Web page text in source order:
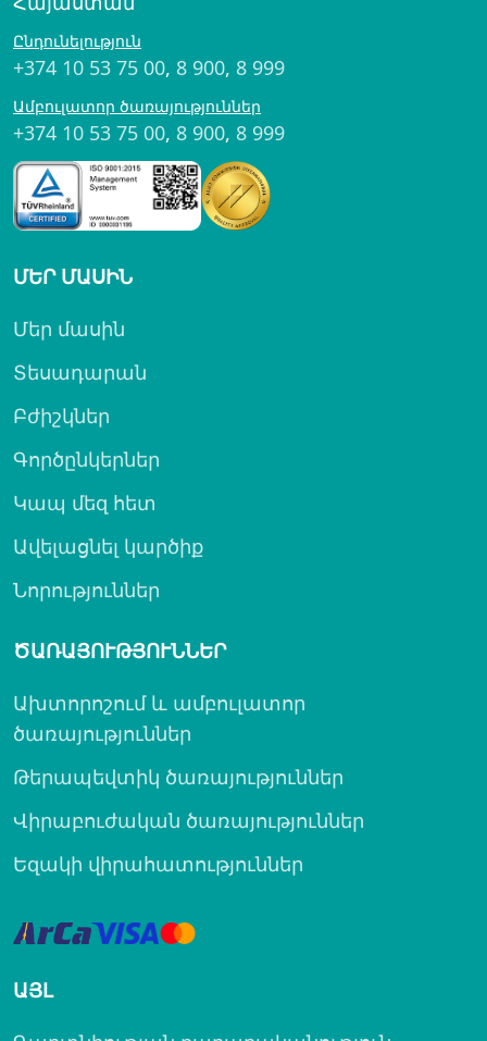
Ընդունելություն
+374 10 53 75 00, 8 900, 8 999
Ամբուլատոր ծառայություններ
+374 10 53 75 00, 8 900, 8 999
ՄԵՐ ՄԱՍԻՆ
Մեր մասին
Տեսադարան
Բժիշկներ
Գործընկերներ
Կապ մեզ հետ
Ավելացնել կարծիք
Նորություններ
ԾԱՌԱՅՈՒԹՅՈՒՆՆԵՐ
Ախտորոշում և ամբուլատոր
ծառայություններ
Թերապեվտիկ ծառայություններ
Վիրաբուժական ծառայություններ
Եզակի վիրահատություններ
ԱՅԼ